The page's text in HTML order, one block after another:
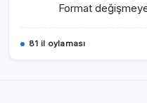
Format
81 il oylaması